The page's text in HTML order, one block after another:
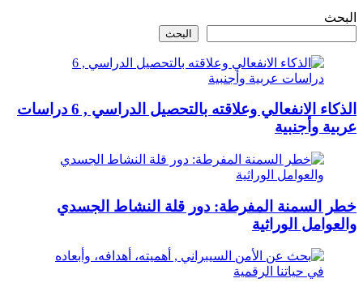
البحث
البحث
الذكاء الانفعالي وعلاقته بالتحصيل الدراسي , 6 دراسات
عربية وأجنبية
خطر السمنة المفرطة: دور قلة النشاط الجسدي
والعوامل الوراثية